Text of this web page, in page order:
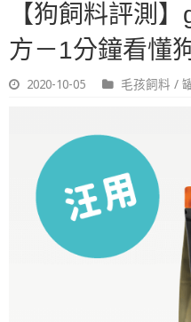
【狗飼料評測
方－1分鐘看懂
2020-10-05 毛孩飼料 /